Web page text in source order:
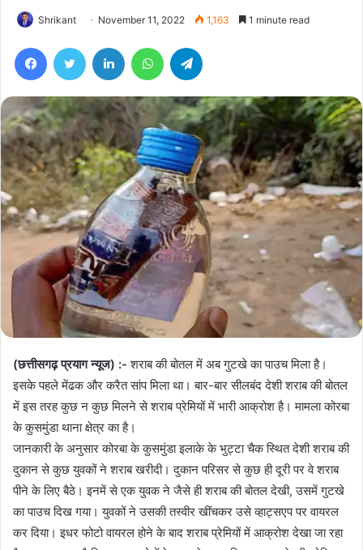
Shrikant November 11, 2022 1,163 1 minute read
(छत्तीसगढ़ प्रयाग न्यूज) :- शराब की बोतल में अब गुटखे का पाउच मिला है।
इसके पहले मेंढक और करैत सांप मिला था। बार-बार सीलबंद देशी शराब की बोतल
में इस तरह कुछ न कुछ मिलने से शराब प्रेमियों में भारी आक्रोश है। मामला कोरबा
के कुसमुंडा थाना क्षेत्र का है।
जानकारी के अनुसार कोरबा के कुसमुंडा इलाके के भुट्टा चैक स्थित देशी शराब की
दुकान से कुछ युवकों ने शराब खरीदी। दुकान परिसर से कुछ ही दूरी पर वे शराब
पीने के लिए बैठे। इनमें से एक युवक ने जैसे ही शराब की बोतल देखी, उसमें गुटखे
का पाउच दिख गया। युवकों ने उसकी तस्वीर खींचकर उसे व्हाट्सएप पर वायरल
कर दिया। इधर फोटो वायरल होने के बाद शराब प्रेमियों में आक्रोश देखा जा रहा